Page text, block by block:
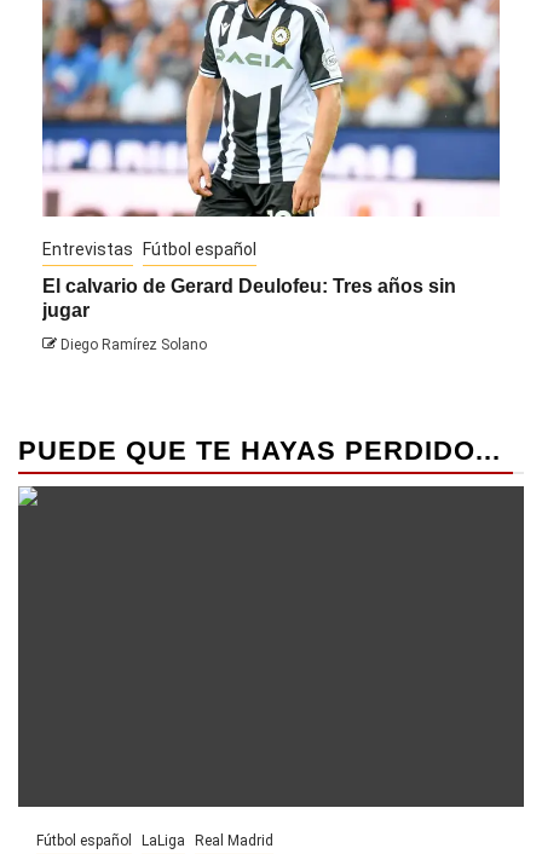
Entrevistas Fútbol español
El calvario de Gerard Deulofeu: Tres años sin
jugar
Diego Ramírez Solano
PUEDE QUE TE HAYAS PERDIDO...
Fútbol español LaLiga Real Madrid